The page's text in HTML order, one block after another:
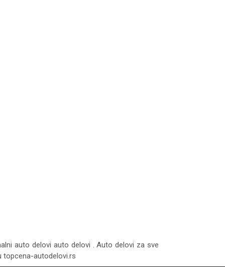
auto delovi auto delovi . Auto delovi za sve
topcena-autodelovi.rs